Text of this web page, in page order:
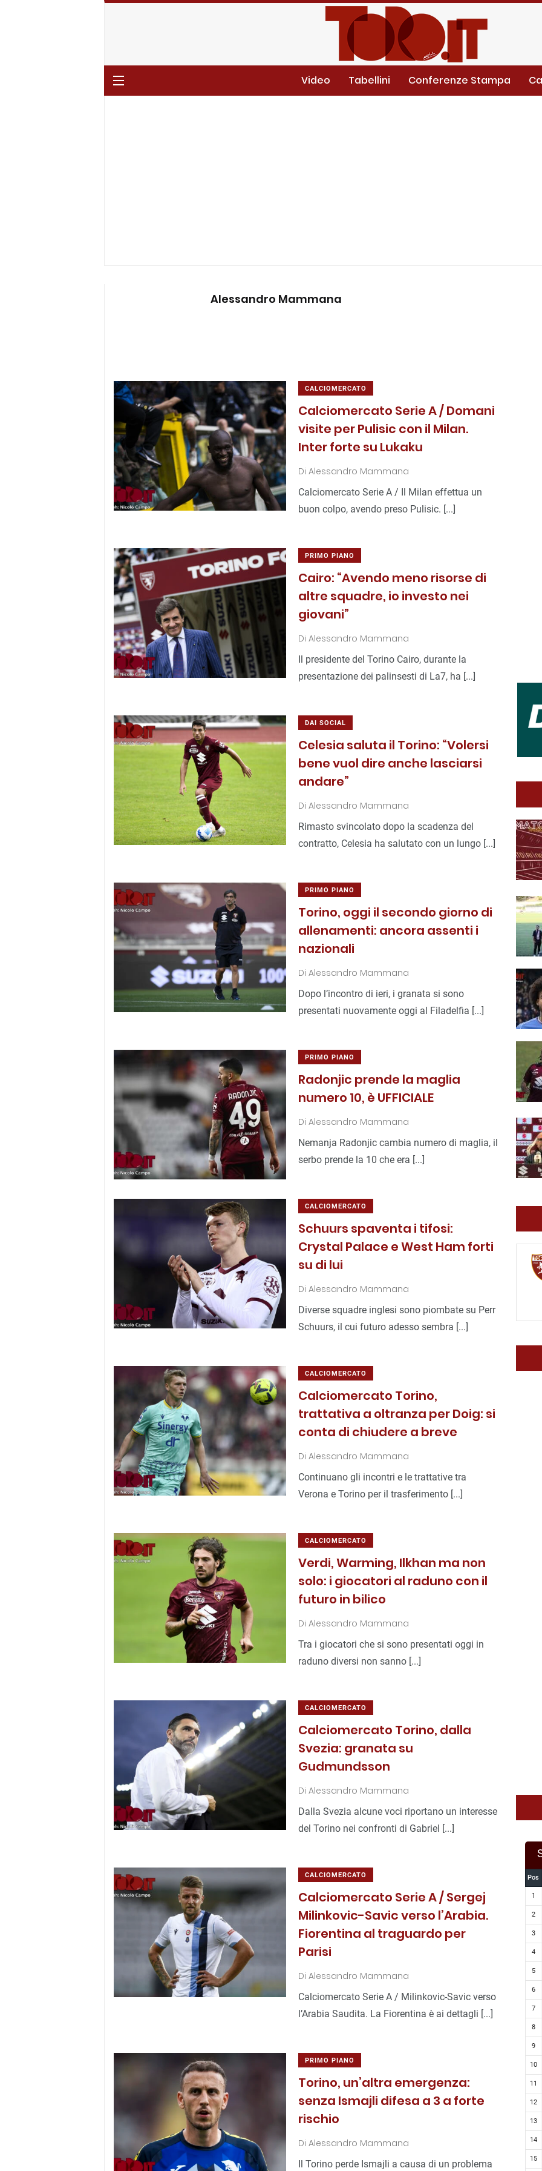
Video Tabellini Conferenze Stampa
Alessandro Mammana
CALCIOMERCATO
Calciomercato Serie A / Domani
visite per Pulisic con il Milan.
Inter forte su Lukaku
Di Alessandro Mammana
Calciomercato Serie A / Il Milan effettua un
buon colpo, avendo preso Pulisic. [...]
PRIMO PIANO
Cairo: “Avendo meno risorse di
altre squadre, io investo nei
giovani”
Di Alessandro Mammana
Il presidente del Torino Cairo, durante la
presentazione dei palinsesti di La7, ha [...]
DAI SOCIAL
Celesia saluta il Torino: “Volersi
bene vuol dire anche lasciarsi
andare”
Di Alessandro Mammana
Rimasto svincolato dopo la scadenza del
contratto, Celesia ha salutato con un lungo [...]
PRIMO PIANO
Torino, oggi il secondo giorno di
allenamenti: ancora assenti i
nazionali
Di Alessandro Mammana
Dopo l’incontro di ieri, i granata si sono
presentati nuovamente oggi al Filadelfia [...]
PRIMO PIANO
Radonjic prende la maglia
numero 10, è UFFICIALE
Di Alessandro Mammana
Nemanja Radonjic cambia numero di maglia, il
serbo prende la 10 che era [...]
CALCIOMERCATO
Schuurs spaventa i tifosi:
Crystal Palace e West Ham forti
su di lui
Di Alessandro Mammana
Diverse squadre inglesi sono piombate su Perr
Schuurs, il cui futuro adesso sembra [...]
CALCIOMERCATO
Calciomercato Torino,
trattativa a oltranza per Doig: si
conta di chiudere a breve
Di Alessandro Mammana
Continuano gli incontri e le trattative tra
Verona e Torino per il trasferimento [...]
CALCIOMERCATO
Verdi, Warming, Ilkhan ma non
solo: i giocatori al raduno con il
futuro in bilico
Di Alessandro Mammana
Tra i giocatori che si sono presentati oggi in
raduno diversi non sanno [...]
CALCIOMERCATO
Calciomercato Torino, dalla
Svezia: granata su
Gudmundsson
Di Alessandro Mammana
Dalla Svezia alcune voci riportano un interesse
del Torino nei confronti di Gabriel [...]
CALCIOMERCATO
Calciomercato Serie A / Sergej
Milinkovic-Savic verso l’Arabia.
Fiorentina al traguardo per
Parisi
Di Alessandro Mammana
Calciomercato Serie A / Milinkovic-Savic verso
l’Arabia Saudita. La Fiorentina è ai dettagli [...]
PRIMO PIANO
Torino, un’altra emergenza:
senza Ismajli difesa a 3 a forte
rischio
Di Alessandro Mammana
Il Torino perde Ismajli a causa di un problema
Pos
1
2
3
4
5
6
7
8
9
10
11
12
13
14
15